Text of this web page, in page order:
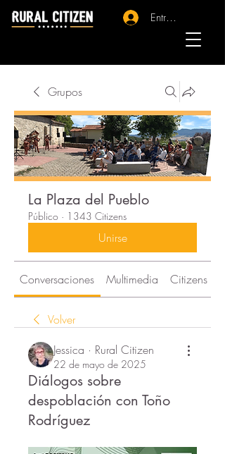
Entrar - Registro
Grupos
La Plaza del Pueblo
Público · 1343 Citizens
Unirse
Conversaciones Multimedia Citizens
Volver
Jessica · Rural Citizen
22 de mayo de 2025
Diálogos sobre
despoblación con Toño
Rodríguez